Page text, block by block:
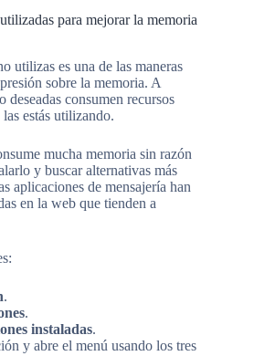
para mejorar la memoria
utilizas es una de las maneras
sobre la memoria. A
deseadas consumen recursos
estás utilizando.
mucha memoria sin razón
y buscar alternativas más
aplicaciones de mensajería han
en la web que tienden a
.
.
instaladas.
y abre el menú usando los tres